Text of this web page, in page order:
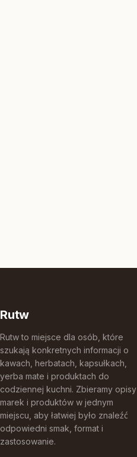
Rutw
Rutw to miejsce dla osób, które
szukają konkretnych informacji o
kawach, herbatach, kapsułkach,
yerba mate i produktach do
codziennej kuchni. Zbieramy opisy
marek i produktów w jednym
miejscu, aby łatwiej było znaleźć
odpowiedni smak, format i
zastosowanie.